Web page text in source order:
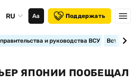
RU Аа Поддержать
и руководства ВСУ
ЯПОНИИ ПООБЕЩАЛ